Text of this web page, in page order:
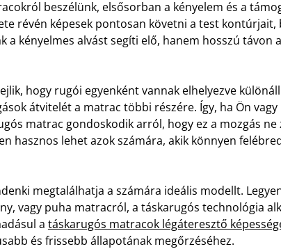
beszélünk, elsősorban a kényelem és a
révén képesek pontosan követni a test kontúrjait,
a kényelmes alvást segíti elő, hanem hosszú távon
hogy rugói egyenként vannak elhelyezve
átvitelét a matrac többi részére. Így, ha Ön
matrac gondoskodik arról, hogy ez a mozgás ne
hasznos lehet azok számára, akik könnyen
megtalálhatja a számára ideális modellt.
vagy puha matracról, a táskarugós technológia
a táskarugós matracok légáteresztő
és frissebb állapotának megőrzéséhez.